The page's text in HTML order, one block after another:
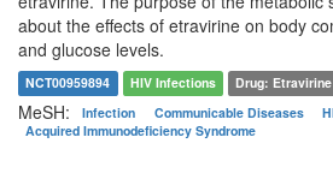
about the effects of etravirine on body
and glucose levels.
NCT00959894 HIV Infections Drug:
MeSH: Infection Communicable Diseases
Acquired Immunodeficiency Syndrome